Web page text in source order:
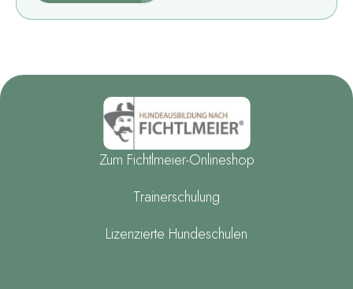
Zum Fichtlmeier-Onlineshop
Trainerschulung
Lizenzierte Hundeschulen